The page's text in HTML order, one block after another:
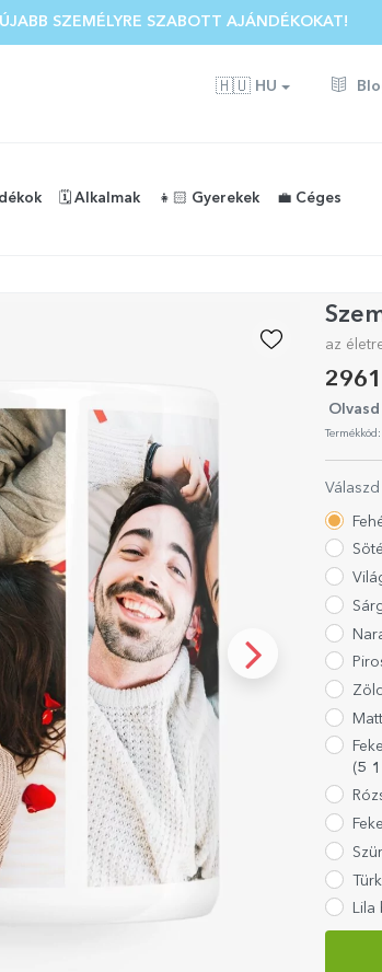
TÖBB MINT 100 SZEMÉLYRE SZABOTT
🇭🇺 HU
🗓️ Alkalmak 👧🏻 Gyerekek 💼 Céges
az
(5
Lila